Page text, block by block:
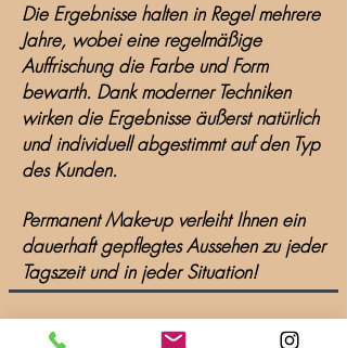
Die Ergebnisse halten in Regel mehrere
Jahre, wobei eine regelmäßige
Auffrischung die Farbe und Form
bewarth. Dank moderner Techniken
wirken die Ergebnisse äußerst natürlich
und individuell abgestimmt auf den Typ
des Kunden.
Permanent Make-up verleiht Ihnen ein
dauerhaft gepflegtes Aussehen zu jeder
Tagszeit und in jeder Situation!